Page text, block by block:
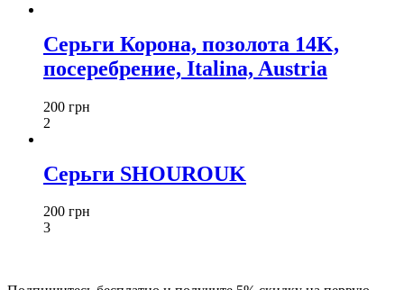
Серьги Корона, позолота 14K,
посеребрение, Italina, Austria
200 грн
2
Серьги SHOUROUK
200 грн
3